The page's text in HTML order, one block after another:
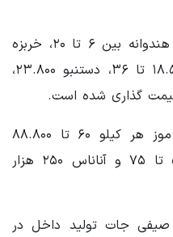
در بازار میوه‌های آبدار هر کیلو هندوانه بین ۶ تا ۲۰، خربزه
۱۶.۸۰۰، جانا ۱۸.۵۰۰، طالبی ۱۸.۵۰۰ تا ۳۶، دستنبو ۲۳.۸۰۰،
در بازار میوه‌های وارداتی هم موز هر کیلو ۶۰ تا ۸۸.۸۰۰
تومان، هر دانه نارگیل بین ۵۰ تا ۷۵ و آناناس ۲۵۰ هزار
صیفی جات تولید داخل در